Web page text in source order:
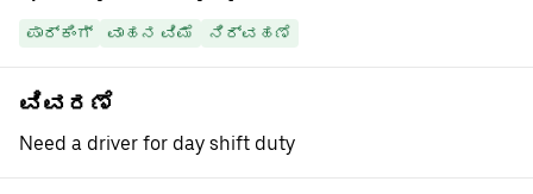
ಪಾರ್ಕಿಂಗ್ ವಾಹನ ವಿಮೆ ನಿರ್ವಹಣೆ
ವಿವರಣೆ
Need a driver for day shift duty